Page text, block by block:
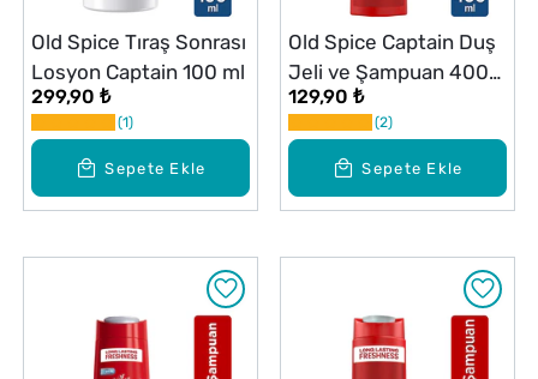
Sepete Ekle
Old Spice Tıraş Sonrası
Losyon Captain 100 ml
299,90 ₺
1
Sepete Ekle
Old Spice Captain Duş
Jeli ve Şampuan 400
ml
129,90 ₺
2